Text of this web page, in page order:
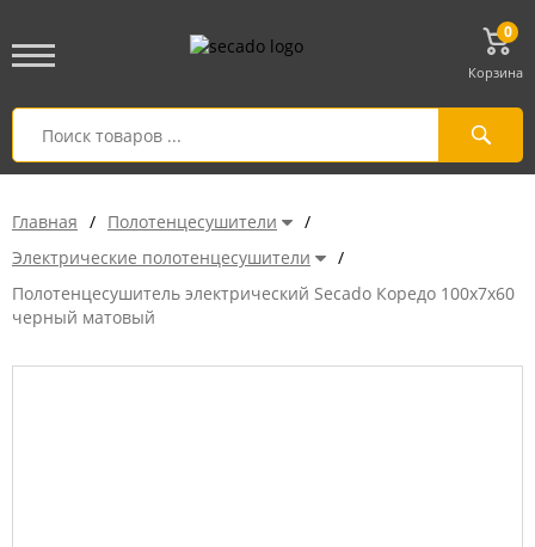
0
Корзина
Главная / Полотенцесушители
/
Электрические полотенцесушители
/
Полотенцесушитель электрический Secado Коредо 100x7x60
черный матовый